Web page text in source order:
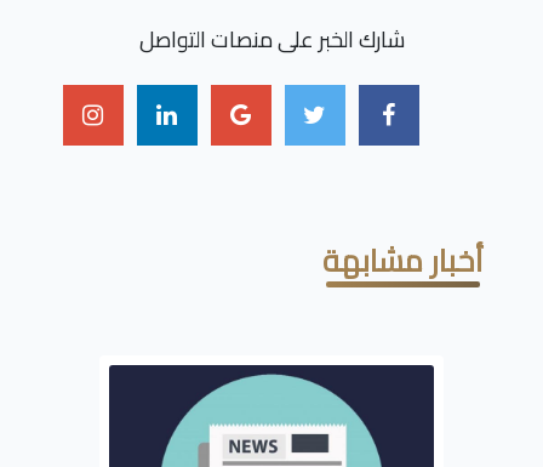
شارك الخبر على منصات التواصل
أخبار مشابهة